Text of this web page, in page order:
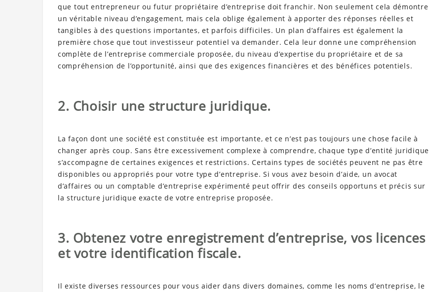
que tout entrepreneur ou futur propriétaire d’entreprise doit franchir. Non seulement cela démontre
un véritable niveau d’engagement, mais cela oblige également à apporter des réponses réelles et
tangibles à des questions importantes, et parfois difficiles. Un plan d’affaires est également la
première chose que tout investisseur potentiel va demander. Cela leur donne une compréhension
complète de l’entreprise commerciale proposée, du niveau d’expertise du propriétaire et de sa
compréhension de l’opportunité, ainsi que des exigences financières et des bénéfices potentiels.
2. Choisir une structure juridique.
La façon dont une société est constituée est importante, et ce n’est pas toujours une chose facile à
changer après coup. Sans être excessivement complexe à comprendre, chaque type d’entité juridique
s’accompagne de certaines exigences et restrictions. Certains types de sociétés peuvent ne pas être
disponibles ou appropriés pour votre type d’entreprise. Si vous avez besoin d’aide, un avocat
d’affaires ou un comptable d’entreprise expérimenté peut offrir des conseils opportuns et précis sur
la structure juridique exacte de votre entreprise proposée.
3. Obtenez votre enregistrement d’entreprise, vos licences
et votre identification fiscale.
Il existe diverses ressources pour vous aider dans divers domaines, comme les noms d’entreprise, le